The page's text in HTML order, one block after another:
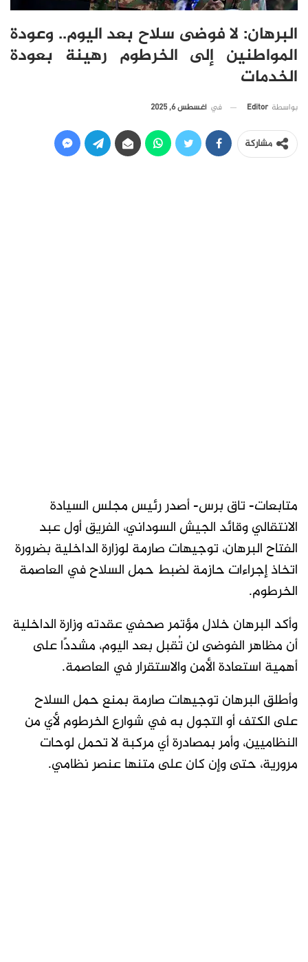
البرهان: لا فوضى سلاح بعد اليوم.. وعودة
المواطنين إلى الخرطوم رهينة بعودة
الخدمات
بواسطة Editor في أغسطس 6, 2025
مشاركة
متابعات- تاق برس- أصدر رئيس مجلس السيادة
الانتقالي وقائد الجيش السوداني، الفريق أول عبد
الفتاح البرهان، توجيهات صارمة لوزارة الداخلية بضرورة
اتخاذ إجراءات حازمة لضبط حمل السلاح في العاصمة
الخرطوم.
وأكد البرهان خلال مؤتمر صحفي عقدته وزارة الداخلية
أن مظاهر الفوضى لن تُقبل بعد اليوم، مشددًا على
أهمية استعادة الأمن والاستقرار في العاصمة.
وأطلق البرهان توجيهات صارمة بمنع حمل السلاح
على الكتف أو التجول به في شوارع الخرطوم لأي من
النظاميين، وأمر بمصادرة أي مركبة لا تحمل لوحات
مرورية، حتى وإن كان على متنها عنصر نظامي.